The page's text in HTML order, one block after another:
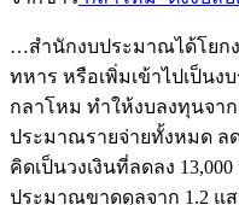
…สำนักงบประมาณได้โยก
ทหาร หรือเพิ่มเข้าไปเป็นง
กลาโหม ทำให้งบลงทุนจาก
ประมาณรายจ่ายทั้งหมด ลด
คิดเป็นวงเงินที่ลดลง
ประมาณขาดดุลจาก 1.2 แ